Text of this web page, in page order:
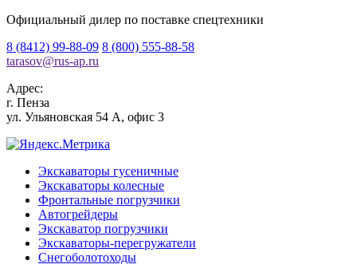
Официальный дилер по поставке спецтехники
8 (8412) 99-88-09 8 (800) 555-88-58
tarasov@rus-ap.ru
Адрес:
г. Пенза
ул. Ульяновская 54 А, офис 3
Экскаваторы гусеничные
Экскаваторы колесные
Фронтальные погрузчики
Автогрейдеры
Экскаватор погрузчики
Экскаваторы-перегружатели
Снегоболотоходы